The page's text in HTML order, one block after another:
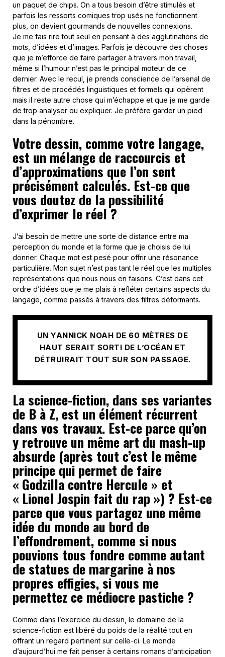
un paquet de chips. On a tous besoin d’être stimulés et
parfois les ressorts comiques trop usés ne fonctionnent
plus, on devient gourmands de nouvelles connexions.
Je me fais rire tout seul en pensant à des agglutinations de
mots, d’idées et d’images. Parfois je découvre des choses
que je m’efforce de faire partager à travers mon travail,
même si l’humour n’est pas le principal moteur de ce
dernier. Avec le recul, je prends conscience de l’arsenal de
filtres et de procédés linguistiques et formels qui opèrent
mais il reste autre chose qui m’échappe et que je me garde
de trop analyser ou expliquer. Je préfère garder un pied
dans la pénombre.
Votre dessin, comme votre langage,
est un mélange de raccourcis et
d’approximations que l’on sent
précisément calculés. Est-ce que
vous doutez de la possibilité
d’exprimer le réel ?
J’ai besoin de mettre une sorte de distance entre ma
perception du monde et la forme que je choisis de lui
donner. Chaque mot est pesé pour offrir une résonance
particulière. Mon sujet n’est pas tant le réel que les multiples
représentations que nous nous en faisons. C’est dans cet
ordre d’idées que je me plais à refléter certains aspects du
langage, comme passés à travers des filtres déformants.
UN YANNICK NOAH DE 60 MÈTRES DE
HAUT SERAIT SORTI DE L’OCÉAN ET
DÉTRUIRAIT TOUT SUR SON PASSAGE.
La science-fiction, dans ses variantes
de B à Z, est un élément récurrent
dans vos travaux. Est-ce parce qu’on
y retrouve un même art du mash-up
absurde (après tout c’est le même
principe qui permet de faire
« Godzilla contre Hercule » et
« Lionel Jospin fait du rap ») ? Est-ce
parce que vous partagez une même
idée du monde au bord de
l’effondrement, comme si nous
pouvions tous fondre comme autant
de statues de margarine à nos
propres effigies, si vous me
permettez ce médiocre pastiche ?
Comme dans l’exercice du dessin, le domaine de la
science-fiction est libéré du poids de la réalité tout en
offrant un regard pertinent sur celle-ci. Le monde
d’aujourd’hui me fait penser à certains romans d’anticipation